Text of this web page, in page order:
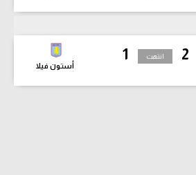
2
1
أستون فيلا
انتهت